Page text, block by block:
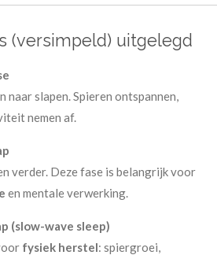
(versimpeld) uitgelegd
naar slapen. Spieren ontspannen,
nemen af.
verder. Deze fase is belangrijk voor
en mentale verwerking.
(slow-wave sleep)
fysiek herstel: spiergroei,